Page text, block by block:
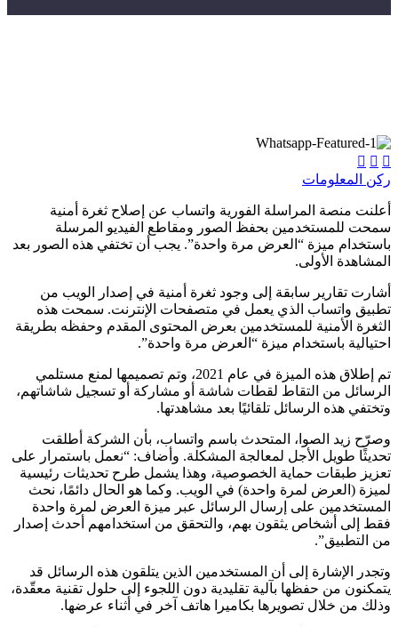
  
ركن المعلومات
أعلنت منصة المراسلة الفورية واتساب عن إصلاح ثغرة أمنية
سمحت للمستخدمين بحفظ الصور ومقاطع الفيديو المرسلة
باستخدام ميزة “العرض مرة واحدة”. يجب أن تختفي هذه الصور بعد
المشاهدة الأولى.
أشارت تقارير سابقة إلى وجود ثغرة أمنية في إصدار الويب من
تطبيق واتساب الذي يعمل في متصفحات الإنترنت. سمحت هذه
الثغرة الأمنية للمستخدمين بعرض المحتوى المقدم وحفظه بطريقة
احتيالية باستخدام ميزة “العرض مرة واحدة”.
تم إطلاق هذه الميزة في عام 2021، وتم تصميمها لمنع مستلمي
الرسائل من التقاط لقطات شاشة أو مشاركة أو تسجيل شاشاتهم،
وتختفي هذه الرسائل تلقائيًا بعد مشاهدتها.
وصرّح زيد الصوا، المتحدث باسم واتساب، بأن الشركة أطلقت
تحديثًا طويل الأجل لمعالجة المشكلة. وأضاف: “نعمل باستمرار على
تعزيز طبقات حماية الخصوصية، وهذا يشمل طرح تحديثات رئيسية
لميزة (العرض لمرة واحدة) في الويب. وكما هو الحال دائمًا، نحث
المستخدمين على إرسال الرسائل عبر ميزة العرض لمرة واحدة
فقط إلى أشخاص يثقون بهم، والتحقق من استخدامهم أحدث إصدار
من التطبيق”.
وتجدر الإشارة إلى أن المستخدمين الذين يتلقون هذه الرسائل قد
يتمكنون من حفظها بآلية تقليدية دون اللجوء إلى حلول تقنية معقّدة،
وذلك من خلال تصويرها بكاميرا هاتف آخر في أثناء عرضها.